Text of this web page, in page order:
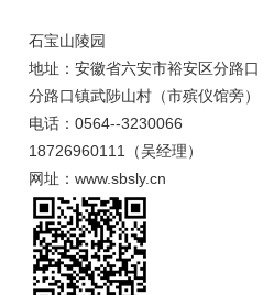
石宝山陵园
地址：安徽省六安市裕安区分路口
分路口镇武陟山村（市殡仪馆旁）
电话：0564--3230066
18726960111（吴经理）
网址：www.sbsly.cn